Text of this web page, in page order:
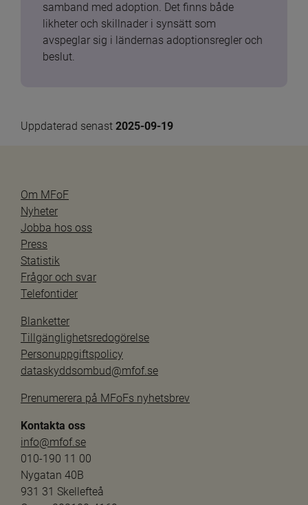
samband med adoption. Det finns både
likheter och skillnader i synsätt som
avspeglar sig i ländernas adoptionsregler och
beslut.
Uppdaterad senast 2025-09-19
Om MFoF
Nyheter
Jobba hos oss
Press
Statistik
Frågor och svar
Telefontider
Blanketter
Tillgänglighetsredogörelse
Personuppgiftspolicy
dataskyddsombud@mfof.se
Prenumerera på MFoFs nyhetsbrev
Kontakta oss
info@mfof.se
010-190 11 00
Nygatan 40B
931 31 Skellefteå